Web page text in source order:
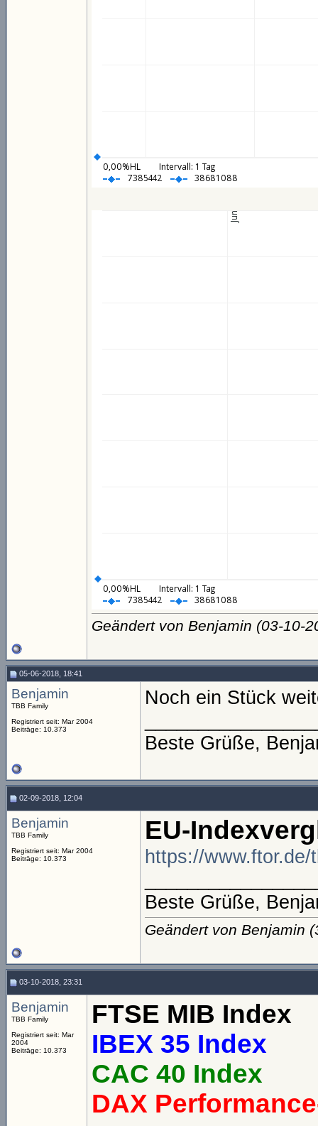
Geändert von Benjamin (03-10-
05-06-2018, 18:41
Benjamin
TBB Family
Registriert seit: Mar 2004
Beiträge: 10.373
Noch ein Stück
Beste Grüße,
02-09-2018, 12:04
Benjamin
TBB Family
Registriert seit: Mar 2004
Beiträge: 10.373
EU-
https://
Beste Grüße,
Geändert von Benjamin
03-10-2018, 23:31
Benjamin
TBB Family
Registriert seit: Mar
2004
Beiträge: 10.373
FTSE MIB Index
IBEX 35 Index
CAC 40 Index
DAX